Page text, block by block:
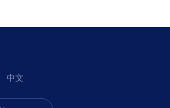
中文